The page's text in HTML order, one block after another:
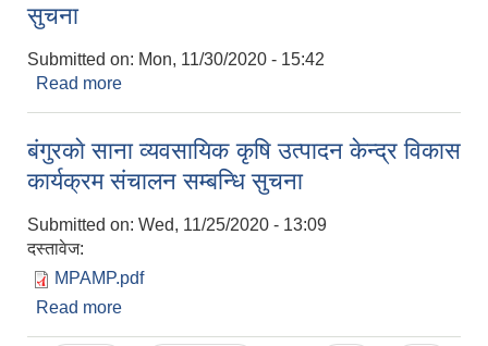
सुचना
Submitted on: Mon, 11/30/2020 - 15:42
Read more
बंगुरकाे साना व्यवसायिक कृषि उत्पादन केन्द्र विकास
कार्यक्रम संचालन सम्बन्धि सुचना
Submitted on: Wed, 11/25/2020 - 13:09
दस्तावेज:
MPAMP.pdf
Read more